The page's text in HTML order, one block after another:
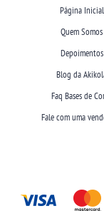
Página Inicial
Quem Somos
Depoimentos
Blog da
Faq Bases de
Fale com uma